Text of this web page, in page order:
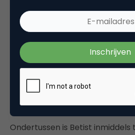
Ready2Scale. “Het klinkt alsof ik
focus heb. Die heb ik dus wel.
het landschap beter te maken
dus drempels weg te halen
alleen aan de start, maar ook
kunnen groeien. Waar die drive
weet het niet.”
Ondertussen is Betist inmiddels